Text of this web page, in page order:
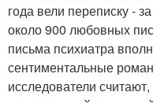
года вели переписку -
около 900 любовных
письма психиатра
сентиментальные
исследователи